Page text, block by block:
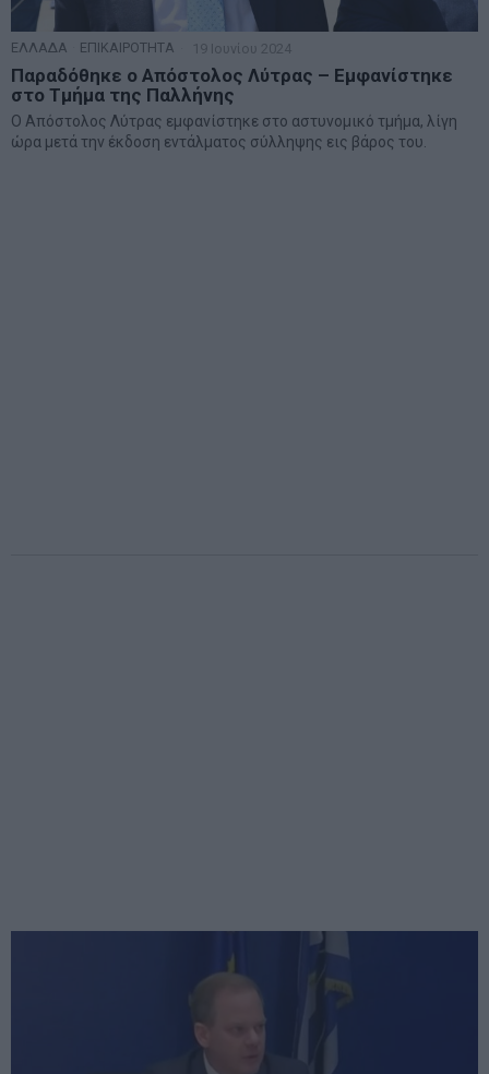
ΕΛΛΑΔΑ ΕΠΙΚΑΙΡΟΤΗΤΑ 19 Ιουνίου 2024
Παραδόθηκε ο Απόστολος Λύτρας – Εμφανίστηκε
στο Τμήμα της Παλλήνης
Ο Απόστολος Λύτρας εμφανίστηκε στο αστυνομικό τμήμα, λίγη
ώρα μετά την έκδοση εντάλματος σύλληψης εις βάρος του.